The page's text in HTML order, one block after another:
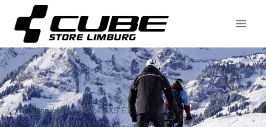
Doorgaan
naar
inhoud
/ Shop / Sram Force AXS E1